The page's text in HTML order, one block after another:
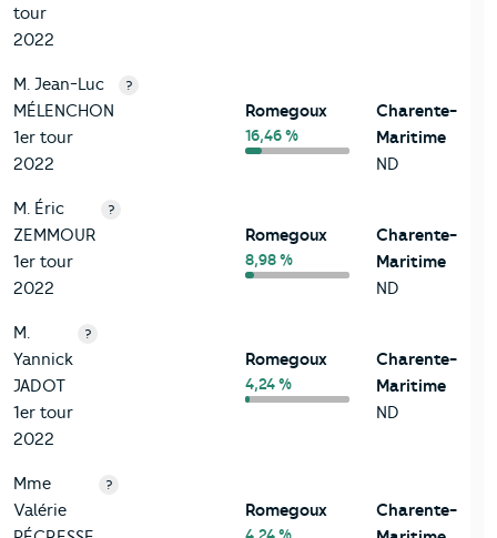
tour
2022
M. Jean-Luc
MÉLENCHON
1er tour
2022
?
Romegoux
16,46 %
Charente-
Maritime
ND
M. Éric
ZEMMOUR
1er tour
2022
?
Romegoux
8,98 %
Charente-
Maritime
ND
M.
Yannick
JADOT
1er tour
2022
?
Romegoux
4,24 %
Charente-
Maritime
ND
Mme
Valérie
?
Romegoux
4,24 %
Charente-